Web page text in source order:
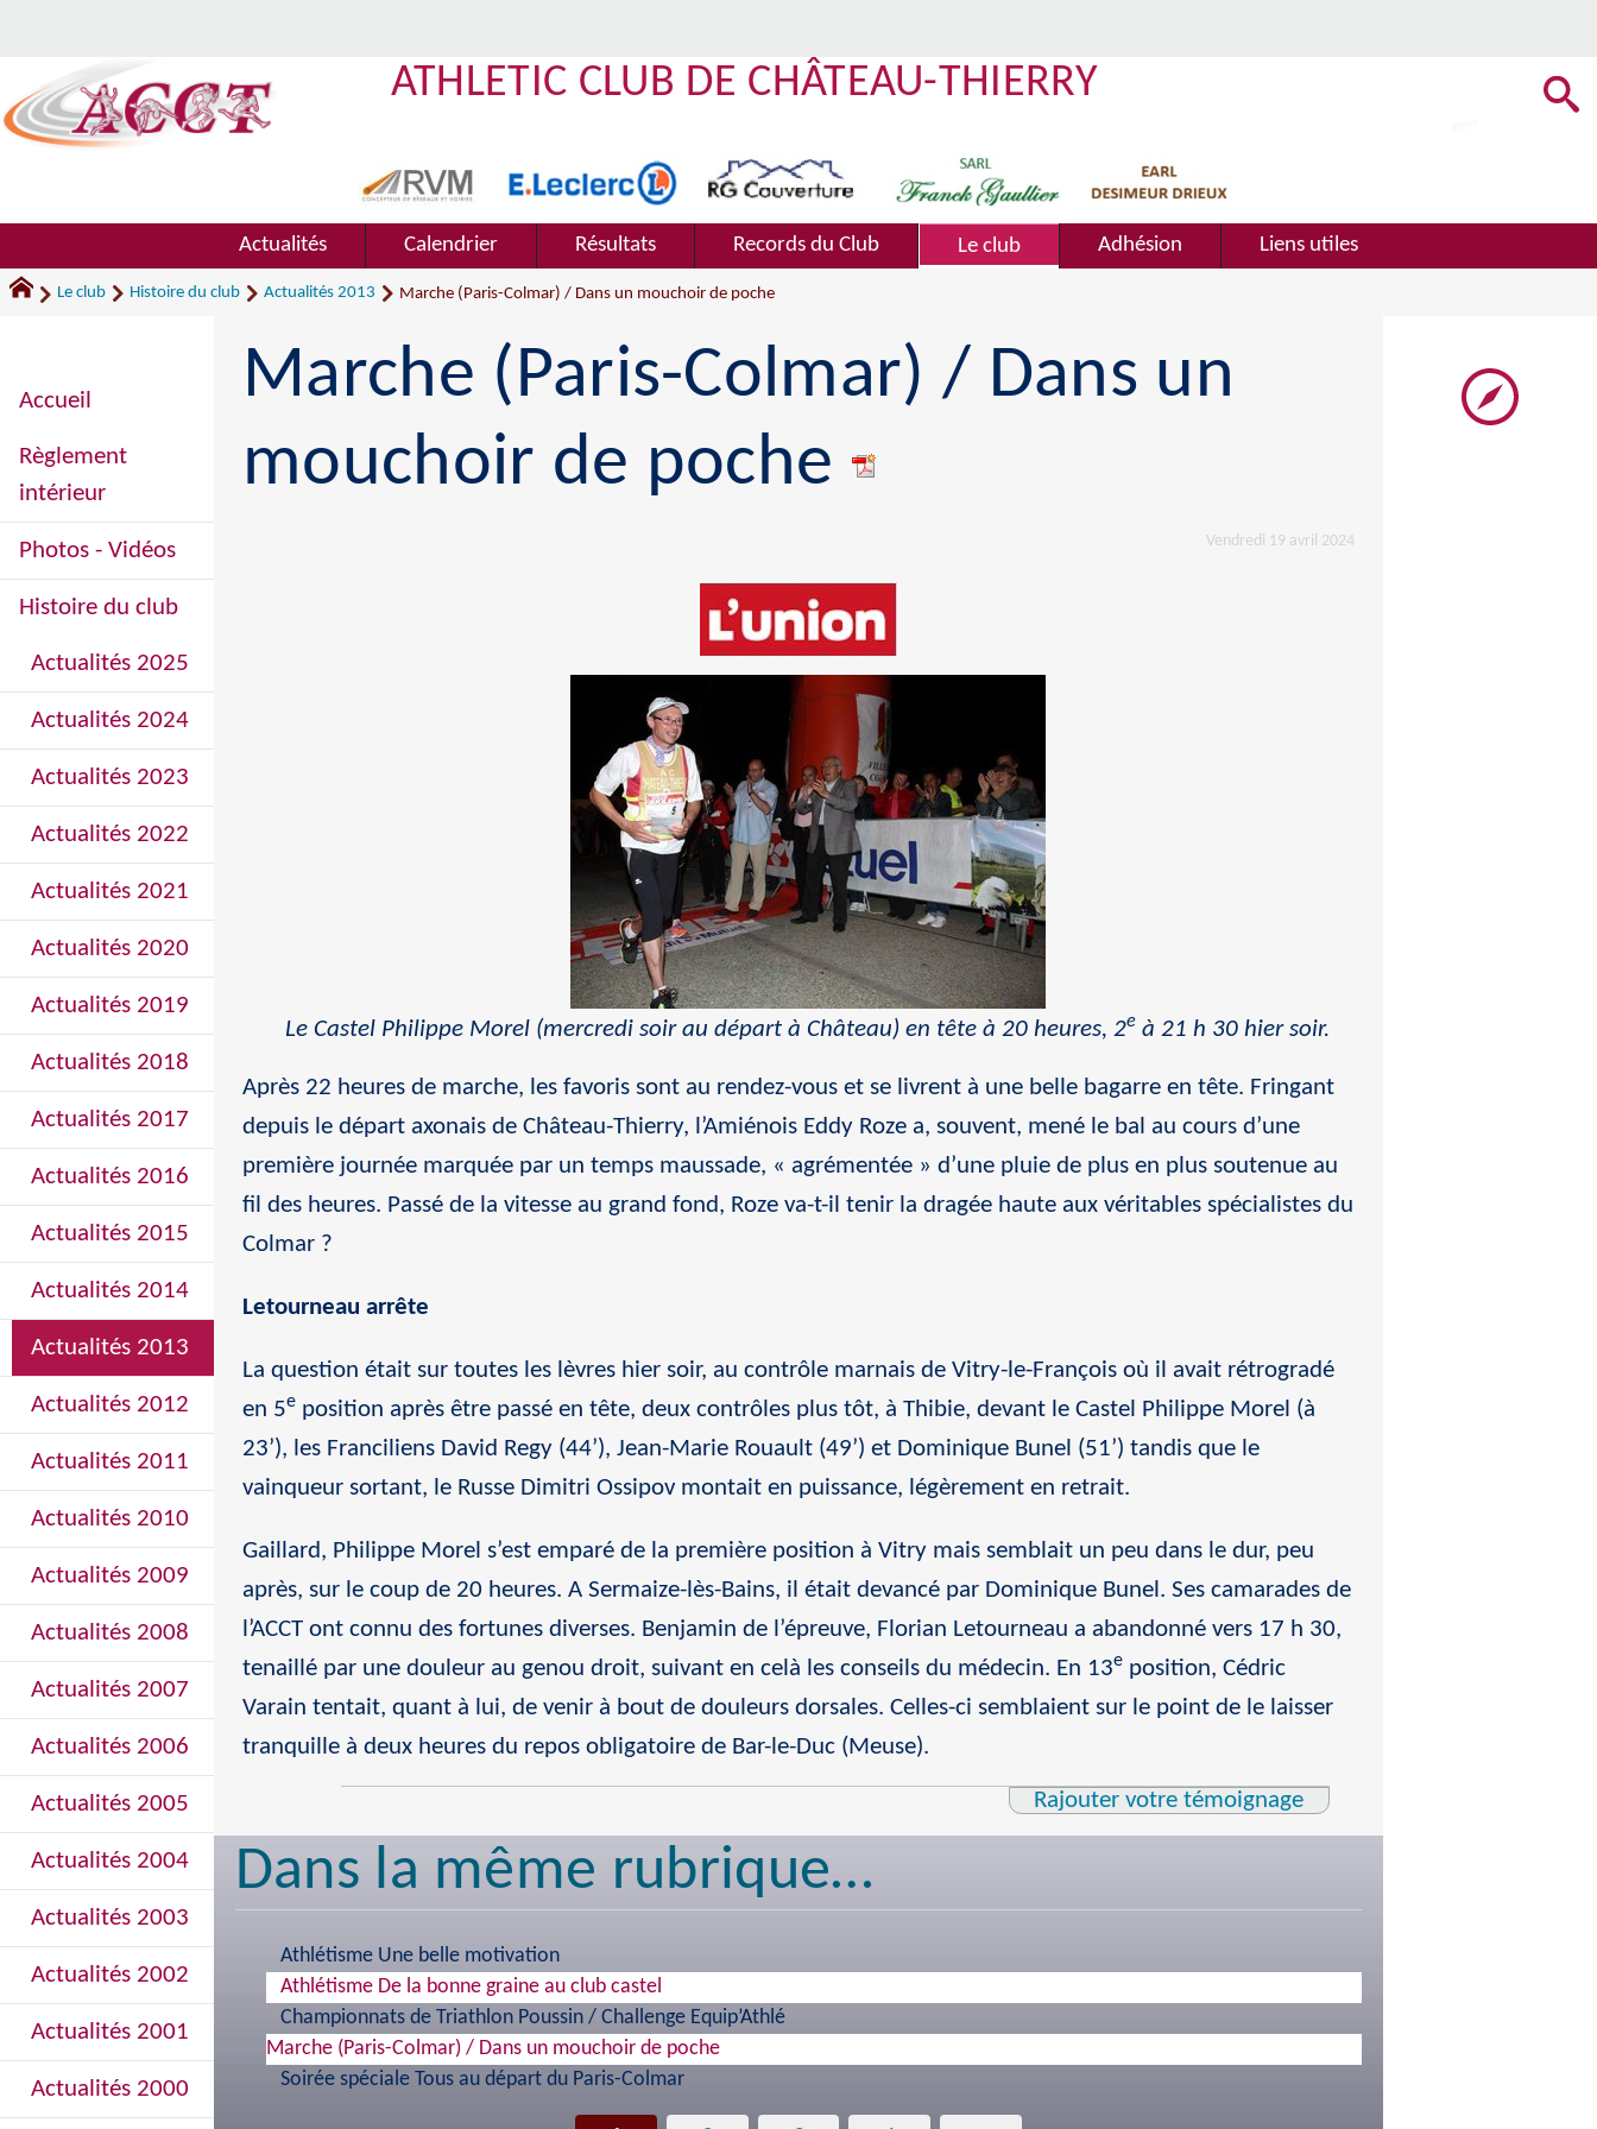
ATHLETIC CLUB DE CHÂTEAU-THIERRY
Actualités Calendrier Résultats Records du Club Le club Adhésion Liens utiles
Le club Histoire du club Actualités 2013 Marche (Paris-Colmar) / Dans un mouchoir de poche
Marche (Paris-Colmar) / Dans un
mouchoir de poche
Vendredi 19 avril 2024
Le Castel Philippe Morel (mercredi soir au départ à Château) en tête à 20 heures, 2e à 21 h 30 hier soir.
Après 22 heures de marche, les favoris sont au rendez-vous et se livrent à une belle bagarre en tête. Fringant
depuis le départ axonais de Château-Thierry, l’Amiénois Eddy Roze a, souvent, mené le bal au cours d’une
première journée marquée par un temps maussade, « agrémentée » d’une pluie de plus en plus soutenue au
fil des heures. Passé de la vitesse au grand fond, Roze va-t-il tenir la dragée haute aux véritables spécialistes du
Colmar ?
Letourneau arrête
La question était sur toutes les lèvres hier soir, au contrôle marnais de Vitry-le-François où il avait rétrogradé
en 5e position après être passé en tête, deux contrôles plus tôt, à Thibie, devant le Castel Philippe Morel (à
23’), les Franciliens David Regy (44’), Jean-Marie Rouault (49’) et Dominique Bunel (51’) tandis que le
vainqueur sortant, le Russe Dimitri Ossipov montait en puissance, légèrement en retrait.
Gaillard, Philippe Morel s’est emparé de la première position à Vitry mais semblait un peu dans le dur, peu
après, sur le coup de 20 heures. A Sermaize-lès-Bains, il était devancé par Dominique Bunel. Ses camarades de
l’ACCT ont connu des fortunes diverses. Benjamin de l’épreuve, Florian Letourneau a abandonné vers 17 h 30,
tenaillé par une douleur au genou droit, suivant en celà les conseils du médecin. En 13e position, Cédric
Varain tentait, quant à lui, de venir à bout de douleurs dorsales. Celles-ci semblaient sur le point de le laisser
tranquille à deux heures du repos obligatoire de Bar-le-Duc (Meuse).
Rajouter votre témoignage
Dans la même rubrique…
Athlétisme Une belle motivation
Athlétisme De la bonne graine au club castel
Championnats de Triathlon Poussin / Challenge Equip’Athlé
Marche (Paris-Colmar) / Dans un mouchoir de poche
Soirée spéciale Tous au départ du Paris-Colmar
Accueil
Règlement
intérieur
Photos - Vidéos
Histoire du club
Actualités 2025
Actualités 2024
Actualités 2023
Actualités 2022
Actualités 2021
Actualités 2020
Actualités 2019
Actualités 2018
Actualités 2017
Actualités 2016
Actualités 2015
Actualités 2014
Actualités 2013
Actualités 2012
Actualités 2011
Actualités 2010
Actualités 2009
Actualités 2008
Actualités 2007
Actualités 2006
Actualités 2005
Actualités 2004
Actualités 2003
Actualités 2002
Actualités 2001
Actualités 2000